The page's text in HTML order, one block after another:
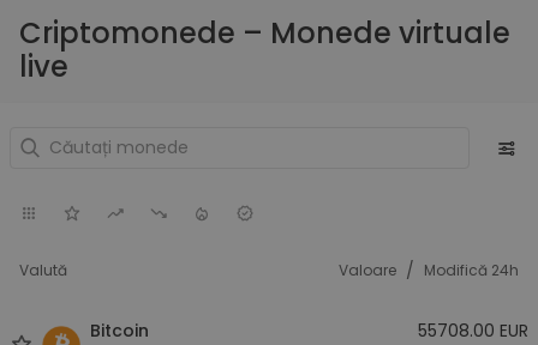
Criptomonede – Monede virtuale
live
Valută Valoare / Modifică 24h
Bitcoin
55708.00 EUR